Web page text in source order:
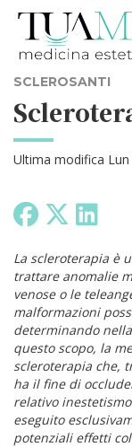
SCLEROSANTI
Ultima modifica
La scleroterapia è
trattare anomalie
venose o le
malformazioni
determinando
questo scopo, la
scleroterapia che,
ha il fine di
relativo
eseguito
potenziali effetti